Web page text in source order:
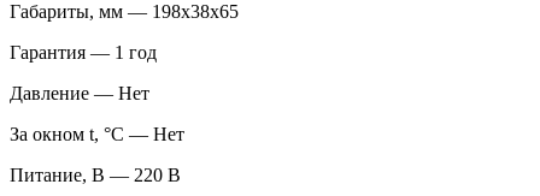
Габариты, мм — 198х38х65
Гарантия — 1 год
Давление — Нет
За окном t, °С — Нет
Питание, В — 220 В